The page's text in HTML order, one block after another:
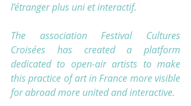
l’étranger plus uni et interactif.
The association Festival Cultures
Croisées has created a platform
dedicated to open-air artists to make
this practice of art in France more visible
for abroad more united and interactive.